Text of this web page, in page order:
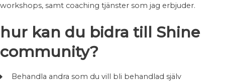
workshops, samt coaching tjänster som jag erbjuder.
hur kan du bidra till Shine
community?
Behandla andra som du vill bli behandlad själv